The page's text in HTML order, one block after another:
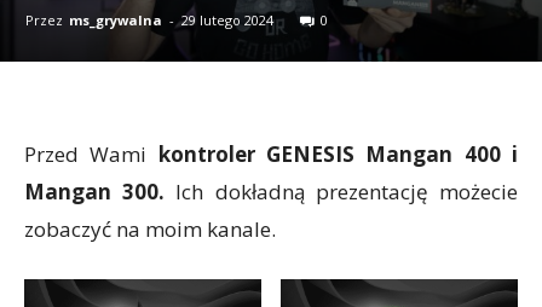
Przez ms_grywalna - 29 lutego 2024 0
Przed Wami kontroler GENESIS Mangan 400 i
Mangan 300. Ich dokładną prezentację możecie
zobaczyć na moim kanale.